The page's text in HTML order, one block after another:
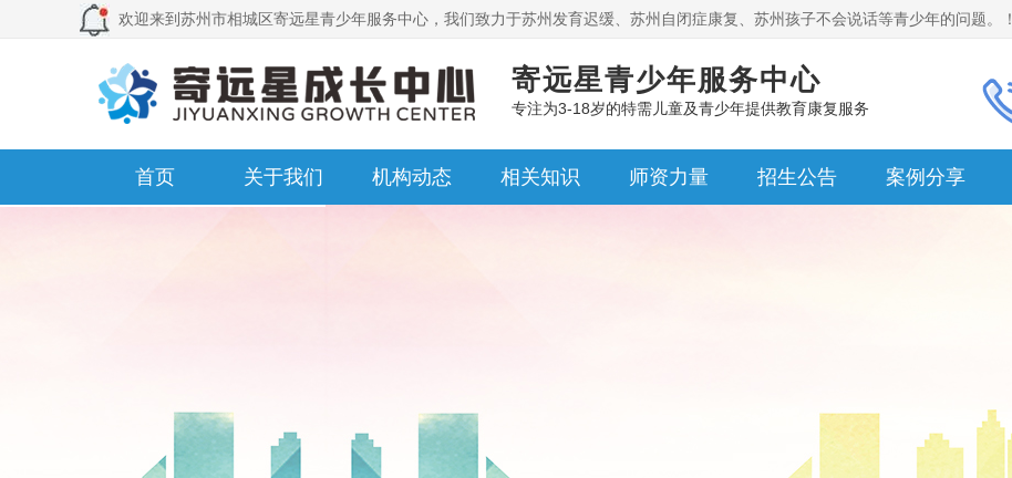
欢迎来到苏州市相城区寄远星青少年服务中心，我们致力于苏州发育迟缓、苏州自闭症康复、苏州孩子不会说话等青少年的问题。！
寄远星青少年服务中心
专注为3-18岁的特需儿童及青少年提供教育康复服务
首页 关于我们 机构动态 相关知识 师资力量 招生公告 案例分享